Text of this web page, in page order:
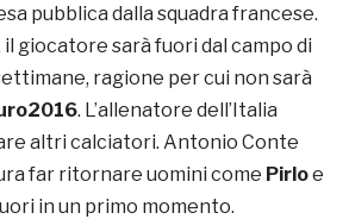
pubblica dalla squadra francese.
giocatore sarà fuori dal campo di
ragione per cui non sarà
. L’allenatore dell’Italia
altri calciatori. Antonio Conte
far ritornare uomini come Pirloe
in un primo momento.